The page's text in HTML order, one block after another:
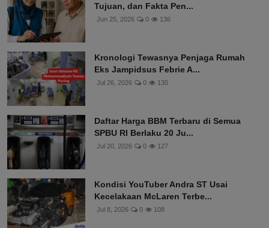
Tujuan, dan Fakta Pen...
Jun 25, 2026 0 136
Kronologi Tewasnya Penjaga Rumah
Eks Jampidsus Febrie A...
Jul 26, 2026 0 130
Daftar Harga BBM Terbaru di Semua
SPBU RI Berlaku 20 Ju...
Jul 20, 2026 0 127
Kondisi YouTuber Andra ST Usai
Kecelakaan McLaren Terbe...
Jul 8, 2026 0 108